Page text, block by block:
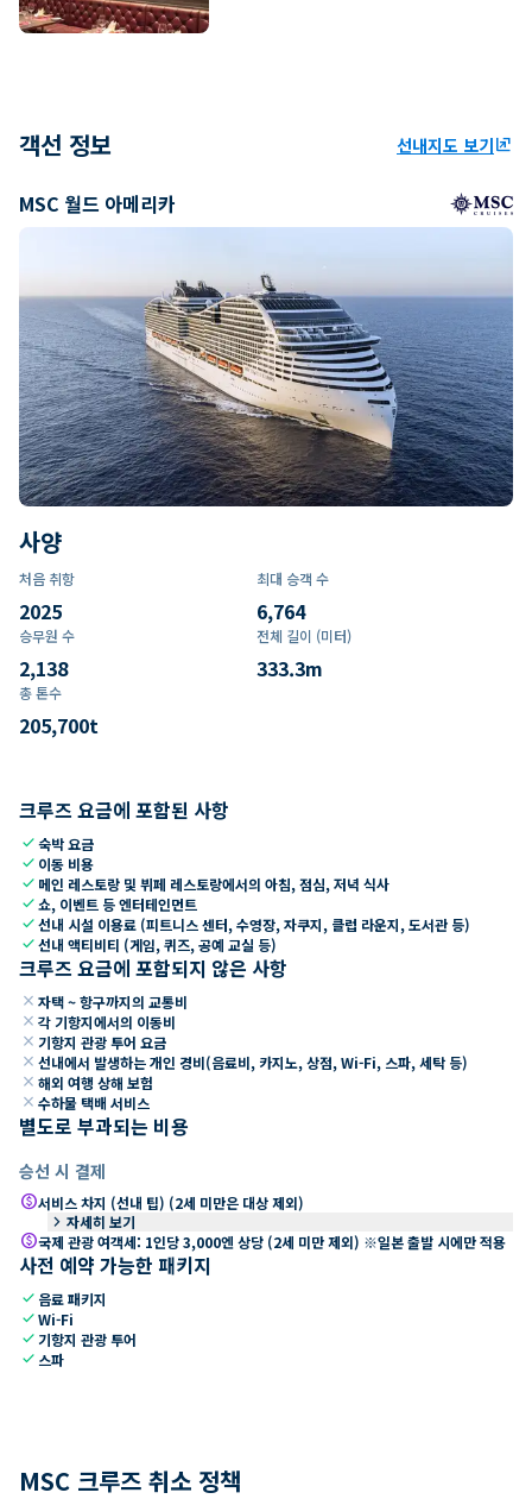
객선 정보 선내지도 보기ungroup
MSC 월드 아메리카
사양
처음 취항
2025
최대 승객 수
6,764
승무원 수
2,138
전체 길이 (미터)
333.3m
총 톤수
205,700t
크루즈 요금에 포함된 사항
check숙박 요금
check 이동 비용
check 메인 레스토랑 및 뷔페 레스토랑에서의 아침, 점심, 저녁 식사
check쇼, 이벤트 등 엔터테인먼트
check선내 시설 이용료 (피트니스 센터, 수영장, 자쿠지, 클럽 라운지, 도서관 등)
check선내 액티비티 (게임, 퀴즈, 공예 교실 등)
크루즈 요금에 포함되지 않은 사항
close 자택 ~ 항구까지의 교통비
close 각 기항지에서의 이동비
close 기항지 관광 투어 요금
close 선내에서 발생하는 개인 경비(음료비, 카지노, 상점, Wi-Fi, 스파, 세탁 등)
close 해외 여행 상해 보험
close 수하물 택배 서비스
별도로 부과되는 비용
승선 시 결제
paid서비스 차지 (선내 팁) (2세 미만은 대상 제외)
keyboard_arrow_right 자세히 보기
paid국제 관광 여객세: 1인당 3,000엔 상당 (2세 미만 제외) ※일본 출발 시에만 적용
사전 예약 가능한 패키지
check 음료 패키지
checkWi-Fi
check 기항지 관광 투어
check 스파
MSC 크루즈 취소 정책